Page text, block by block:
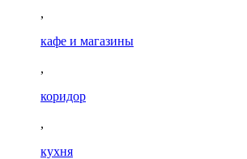
,
кафе и магазины
,
коридор
,
кухня